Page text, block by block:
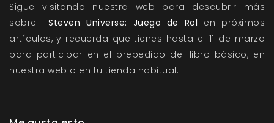
Sigue visitando nuestra web para descubrir más
sobreSteven Universe: Juego de Rol en próximos
artículos, y recuerda que tienes hasta el 11 de marzo
para participar en el prepedido del libro básico, en
nuestra web o en tu tienda habitual.